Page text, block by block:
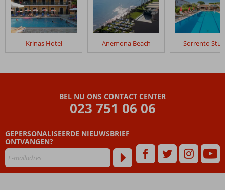
Krinas Hotel Anemona Beach Sorrento
BEL NU ONS CONTACT CENTER
023 751 06 06
GEPERSONALISEERDE NIEUWSBRIEF
ONTVANGEN?